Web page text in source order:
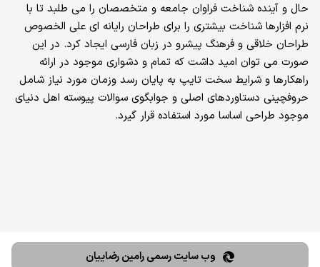
حال و آینده شناخت فراوان جامعه و متخصصان را می طلبد تا با
نرم افزارها شناخت بیشتری را برای طراحان رایانه ای علی الخصوص
طراحان خلاقی و فرهنگ پیشرو در زبان فارسی ایجاد کرد. در این
صورت می توان امید داشت که تمام و دشواری موجود در ارائه
راهکارها و شرایط سخت تایپ به پایان رسد وزمان مورد نیاز شامل
حروفچینی دستاوردهای اصلی و جوابگوی سوالات پیوسته اهل دنیای
موجود طراحی اساسا مورد استفاده قرار گیرد.
وب سایت رسمی رامین رضاییان